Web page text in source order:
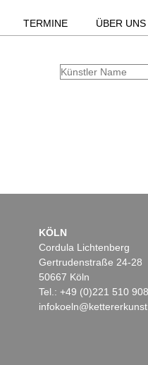
TERMINE ÜBER UNS
KÖLN
Cordula Lichtenberg
Gertrudenstraße 24-28
50667 Köln
Tel.: +49 (0)221 510